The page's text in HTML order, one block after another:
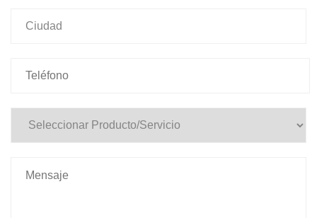
Una vez la envíes, un asesor se